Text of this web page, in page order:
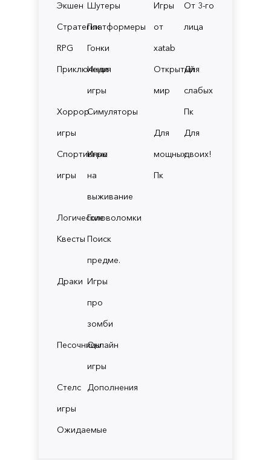
Экшен Шутеры
СтратегииПлатформеры
RPG
Гонки
Приключения
Инди
игры
Хоррор
игры
Симуляторы
Спортивные
игры
Игры
на
выживание
ЛогическиеГоловоломки
Квесты Поиск
предме.
Драки Игры
про
зомби
ПесочницыОнлайн
игры
Стелс
игры
Дополнения
Ожидаемые
Игры
от
xatab
От 3-го
лица
Открытый
мир
Для
слабых
Пк
Для
мощных
Пк
Для
двоих!